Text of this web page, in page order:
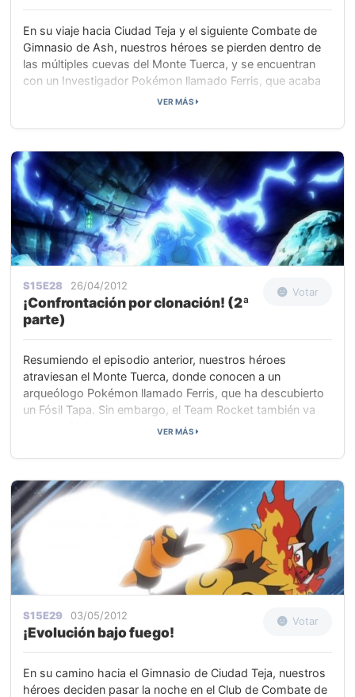
En su viaje hacia Ciudad Teja y el siguiente Combate de
Gimnasio de Ash, nuestros héroes se pierden dentro de
las múltiples cuevas del Monte Tuerca, y se encuentran
con un Investigador Pokémon llamado Ferris, que acaba
de hallar un fósil del antiguo Pokémon Pretortuga
dirige la operación minera en el monte, los echa a todos
VER MÁS
S15E28 26/04/2012
¡Confrontación por clonación! (2ª
parte)
Votar
Resumiendo el episodio anterior, nuestros héroes
atraviesan el Monte Tuerca, donde conocen a un
arqueólogo Pokémon llamado Ferris, que ha descubierto
un Fósil Tapa. Sin embargo, el Team Rocket también va
tras ese fósil y consigue robarlo y clonar el antiguo y
un estado de miedo y confusión, nuestros héroes corren
VER MÁS
S15E29 03/05/2012
¡Evolución bajo fuego!
Votar
En su camino hacia el Gimnasio de Ciudad Teja, nuestros
héroes deciden pasar la noche en el Club de Combate de